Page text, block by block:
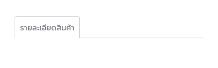
รายละเอียดสินค้า